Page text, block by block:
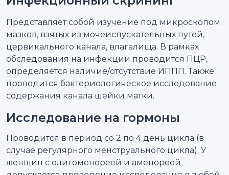
Представляет собой изучение под микроскопом
мазков, взятых из мочеиспускательных путей,
цервикального канала, влагалища. В рамках
обследования на инфекции проводится ПЦР,
определяется наличие/отсутствие ИППП. Также
проводится бактериологическое исследование
содержания канала шейки матки.
Исследование на гормоны
Проводится в период со 2 по 4 день цикла (в
случае регулярного менструального цикла). У
женщин с олигоменореей и аменореей